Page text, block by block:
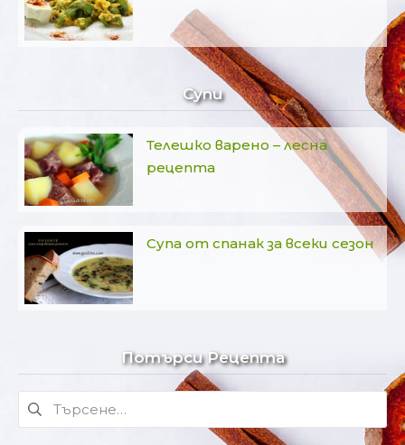
Супи
Телешко варено – лесна
рецепта
Супа от спанак за всеки сезон
Потърси Рецепта
Търсене
за: